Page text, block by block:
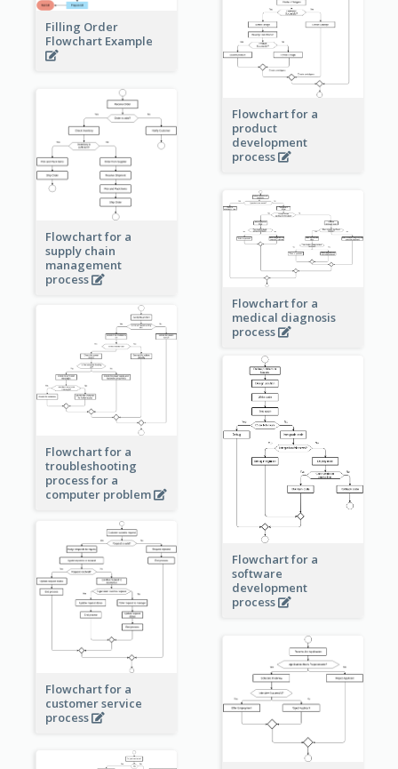
Filling Order
Flowchart Example
Flowchart for a
product
development
process
Flowchart for a
supply chain
management
process
Flowchart for a
medical diagnosis
process
Flowchart for a
troubleshooting
process for a
computer problem
Flowchart for a
software
development
process
Flowchart for a
customer service
process